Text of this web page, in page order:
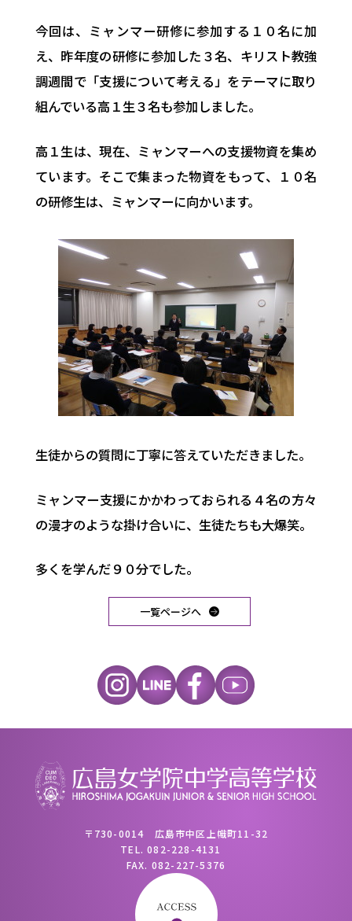
今回は、ミャンマー研修に参加する１０名に加
え、昨年度の研修に参加した３名、キリスト教強
調週間で「支援について考える」をテーマに取り
組んでいる高１生３名も参加しました。
高１生は、現在、ミャンマーへの支援物資を集め
ています。そこで集まった物資をもって、１０名
の研修生は、ミャンマーに向かいます。
生徒からの質問に丁寧に答えていただきました。
ミャンマー支援にかかわっておられる４名の方々
の漫才のような掛け合いに、生徒たちも大爆笑。
多くを学んだ９０分でした。
一覧ページへ
〒730-0014 広島市中区上幟町11-32
TEL.082-228-4131
FAX. 082-227-5376